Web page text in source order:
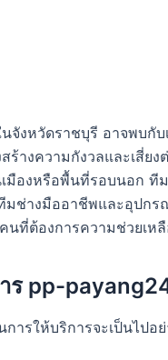
จังหวัดราชบุรี อาจพบกั
ร้างความกังวลและเสี่ย
มืองหรือพื้นที่รอบนอก ที
มช่างมืออาชีพและอุปก
นที่ต้องการความช่วยเห
ร pp-
ารให้บริการจะเป็นไปอย่